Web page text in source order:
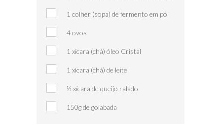
1 colher (sopa) de fermento em pó
4 ovos
1 xícara (chá) óleo Cristal
1 xícara (chá) de leite
½ xícara de queijo ralado
150g de goiabada